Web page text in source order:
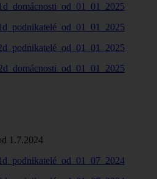
1.7.2024